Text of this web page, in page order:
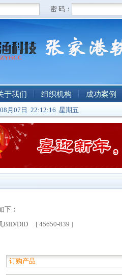
于我们 组织机构 成功案例
月07日 22:12:17 星期五
下：
BID/DID [ 45650-839 ]